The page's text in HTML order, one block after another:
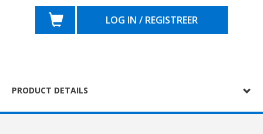
LOG IN / REGISTREER
PRODUCT DETAILS